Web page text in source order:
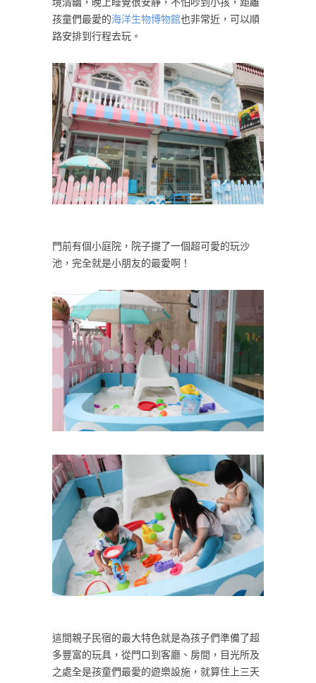
境清幽，晚上睡覺很安靜，不怕吵到小孩，距離
孩童們最愛的海洋生物博物館也非常近，可以順
路安排到行程去玩。
門前有個小庭院，院子擺了一個超可愛的玩沙
池，完全就是小朋友的最愛啊！
這間親子民宿的最大特色就是為孩子們準備了超
多豐富的玩具，從門口到客廳、房間，目光所及
之處全是孩童們最愛的遊樂設施，就算住上三天